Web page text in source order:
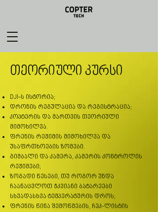
თეორიული კურსი
DJI-ს ისტორია;
დრონის რეგულაცია და რეგისტრაცია;
კოპტერის და მართვის თეორიული
მიმოხილვა.
ფრენის რეჟიმის მიმოხილვა და
უსაფრთხოების ზომები.
გიმბალი და კამერა, კამერის კონტროლის
რეჟიმები;
ზოგადი წესები, თუ როგორ უნდა
ჩაანაცვლოთ ჭკვიანი ბატარეები
სხვადასხვა ტემპერატურის დროს;
ფრენის წინა შემოწმების, ჩეკ-ლისტის